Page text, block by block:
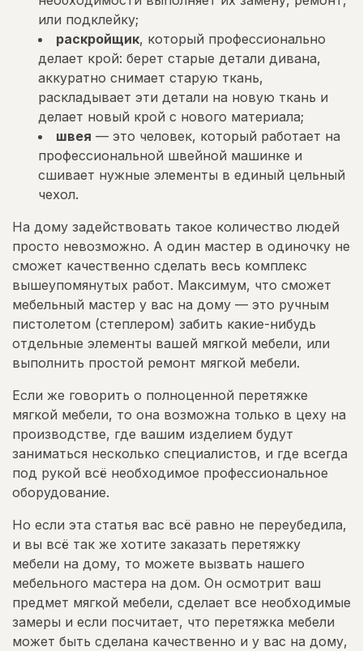
или подклейку;
раскройщик, который профессионально
делает крой: берет старые детали дивана,
аккуратно снимает старую ткань,
раскладывает эти детали на новую ткань и
делает новый крой с нового материала;
швея — это человек, который работает на
профессиональной швейной машинке и
сшивает нужные элементы в единый цельный
чехол.
На дому задействовать такое количество людей
просто невозможно. А один мастер в одиночку не
сможет качественно сделать весь комплекс
вышеупомянутых работ. Максимум, что сможет
мебельный мастер у вас на дому — это ручным
пистолетом (степлером) забить какие-нибудь
отдельные элементы вашей мягкой мебели, или
выполнить простой ремонт мягкой мебели.
Если же говорить о полноценной перетяжке
мягкой мебели, то она возможна только в цеху на
производстве, где вашим изделием будут
заниматься несколько специалистов, и где всегда
под рукой всё необходимое профессиональное
оборудование.
Но если эта статья вас всё равно не переубедила,
и вы всё так же хотите заказать перетяжку
мебели на дому, то можете вызвать нашего
мебельного мастера на дом. Он осмотрит ваш
предмет мягкой мебели, сделает все необходимые
замеры и если посчитает, что перетяжка мебели
может быть сделана качественно и у вас на дому,